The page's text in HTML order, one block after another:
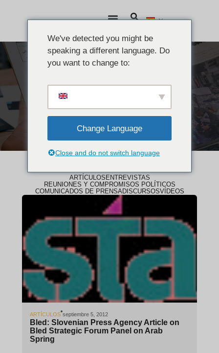
NOTICIAS
ARTÍCULOS ENTREVISTAS
REUNIONES Y COMPROMISOS POLÍTICOS
COMUNICADOS DE PRENSA DISCURSOSVÍDEOS
ARTÍCULOS septiembre 5, 2012
Bled: Slovenian Press Agency Article on
Bled Strategic Forum Panel on Arab
Spring
We've detected you might be
speaking a different language. Do
you want to change to:
Change Language
Close and do not switch language